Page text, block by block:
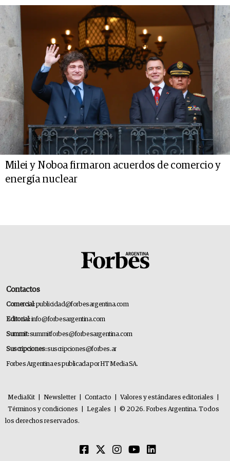
Milei y Noboa firmaron acuerdos de comercio y
energía nuclear
Contactos
Comercial:publicidad@forbesargentina.com
Editorial:info@forbesargentina.com
Summit:summitforbes@forbesargentina.com
Suscripciones:suscripciones@forbes.ar
Forbes Argentina es publicada por HT Media SA.
MediaKit Newsletter Contacto Valores y estándares editoriales
Términos y condiciones
Legales
© 2026. Forbes Argentina. Todos
los derechos reservados.